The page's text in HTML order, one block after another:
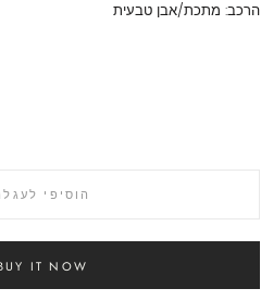
הרכב: מתכת/אבן טבעית
הוסיפי
IT NOW